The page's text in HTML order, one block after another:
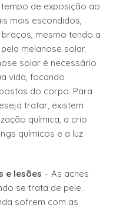
de exposição ao
mais escondidos,
mesmo tendo a
melanose solar.
solar é necessário
vida, focando
do corpo. Para
tratar, existem
química, a crio
químicos e a luz
e lesões – As acnes
se trata de pele.
sofrem com as